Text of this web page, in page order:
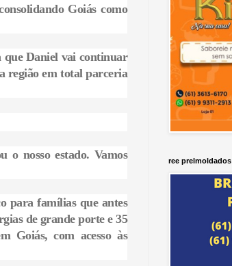
Goiás como
que Daniel vai continuar
região em total parceria
nosso estado. Vamos
para famílias que antes
de grande porte e 35
Goiás, com acesso às
ree prelmoldados